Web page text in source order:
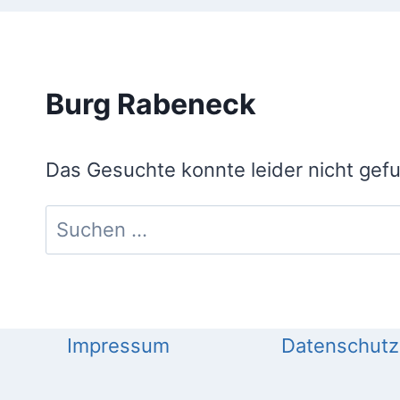
Burg Rabeneck
Das Gesuchte konnte leider nicht
Suchen
nach:
Impressum Datenschutz